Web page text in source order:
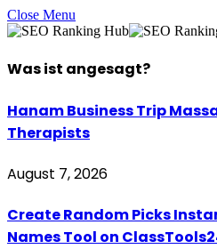
Close Menu
Was ist angesagt?
Hanam Business Trip
Therapists
August 7, 2026
Create Random Picks
Names Tool on